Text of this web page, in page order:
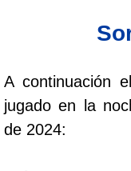
Chontico
Culona día
Culona
A continuación
jugado en la
de 2024: